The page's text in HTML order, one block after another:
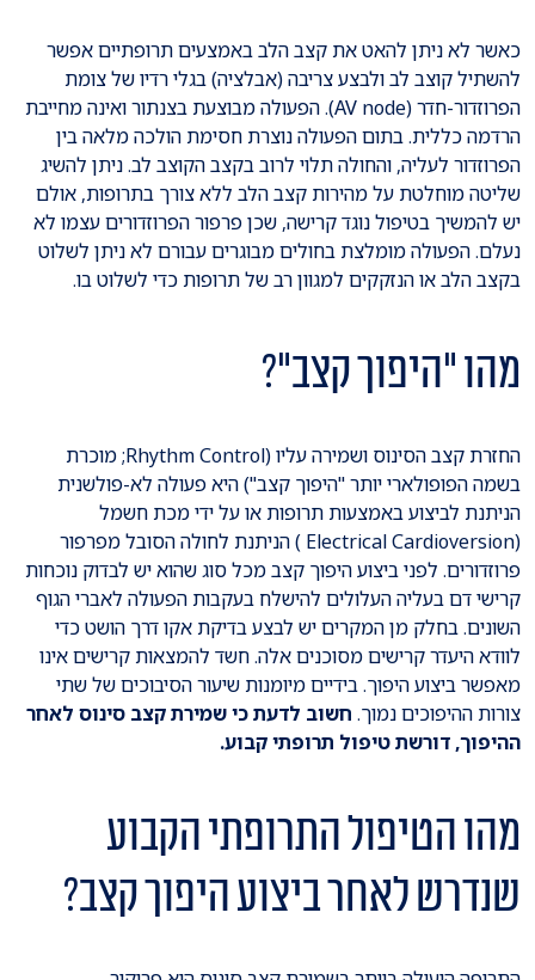
כאשר לא ניתן להאט את קצב הלב באמצעים תרופתיים אפשר
להשתיל קוצב לב ולבצע צריבה (אבלציה) בגלי רדיו של צומת
הפרוזדור-חדר (AV node). הפעולה מבוצעת בצנתור ואינה מחייבת
הרדמה כללית. בתום הפעולה נוצרת חסימת הולכה מלאה בין
הפרוזדור לעליה, והחולה תלוי לרוב בקצב הקוצב לב. ניתן להשיג
שליטה מוחלטת על מהירות קצב הלב ללא צורך בתרופות, אולם
יש להמשיך בטיפול נוגד קרישה, שכן פרפור הפרוזדורים עצמו לא
נעלם. הפעולה מומלצת בחולים מבוגרים עבורם לא ניתן לשלוט
בקצב הלב או הנזקקים למגוון רב של תרופות כדי לשלוט בו.
מהו "היפוך קצב"?
החזרת קצב הסינוס ושמירה עליו (Rhythm Control; מוכרת
בשמה הפופולארי יותר "היפוך קצב") היא פעולה לא-פולשנית
הניתנת לביצוע באמצעות תרופות או על ידי מכת חשמל
(Electrical Cardioversion ) הניתנת לחולה הסובל מפרפור
פרוזדורים. לפני ביצוע היפוך קצב מכל סוג שהוא יש לבדוק נוכחות
קרישי דם בעליה העלולים להישלח בעקבות הפעולה לאברי הגוף
השונים. בחלק מן המקרים יש לבצע בדיקת אקו דרך הושט כדי
לוודא היעדר קרישים מסוכנים אלה. חשד להמצאות קרישים אינו
מאפשר ביצוע היפוך. בידיים מיומנות שיעור הסיבוכים של שתי
צורות ההיפוכים נמוך. חשוב לדעת כי שמירת קצב סינוס לאחר
ההיפוך, דורשת טיפול תרופתי קבוע.
מהו הטיפול התרופתי הקבוע
שנדרש לאחר ביצוע היפוך קצב?